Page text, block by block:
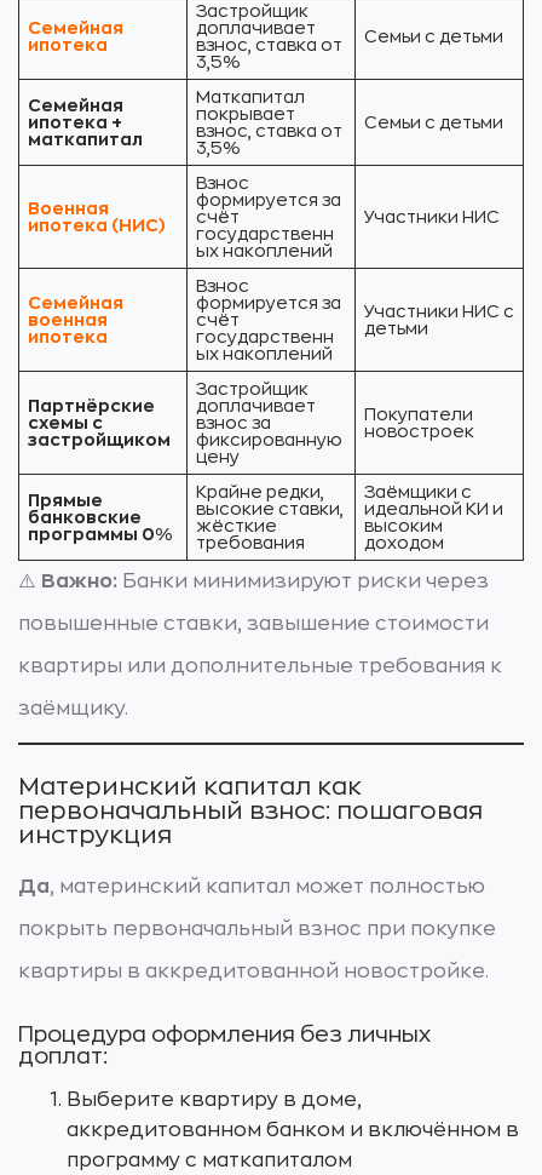
Семейная
ипотека
Застройщик
доплачивает
взнос, ставка от
3,5%
Семьи с детьми
Семейная
ипотека +
маткапитал
Маткапитал
покрывает
взнос, ставка от
3,5%
Семьи с детьми
Военная
ипотека (НИС)
Взнос
формируется за
счёт
государственн
ых накоплений
Участники НИС
Семейная
военная
ипотека
Взнос
формируется за
счёт
государственн
ых накоплений
Участники НИС с
детьми
Партнёрские
схемы с
застройщиком
Застройщик
доплачивает
взнос за
фиксированную
цену
Покупатели
новостроек
Прямые
банковские
программы 0%
Крайне редки,
высокие ставки,
жёсткие
требования
Заёмщики с
идеальной КИ и
высоким
доходом
⚠️ Важно: Банки минимизируют риски через
повышенные ставки, завышение стоимости
квартиры или дополнительные требования к
заёмщику.
Материнский капитал как
первоначальный взнос: пошаговая
инструкция
Да, материнский капитал может полностью
покрыть первоначальный взнос при покупке
квартиры в аккредитованной новостройке.
Процедура оформления без личных
доплат:
Выберите квартиру в доме,
аккредитованном банком и включённом в
программу с маткапиталом